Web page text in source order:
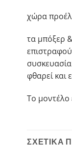
χώρα
τα μπόξερ
συσκευασία
φθαρεί και
Το μοντέλο
ΣΧΕΤΙΚΆ